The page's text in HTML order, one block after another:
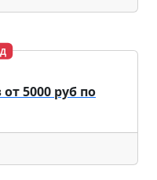
5000 руб по